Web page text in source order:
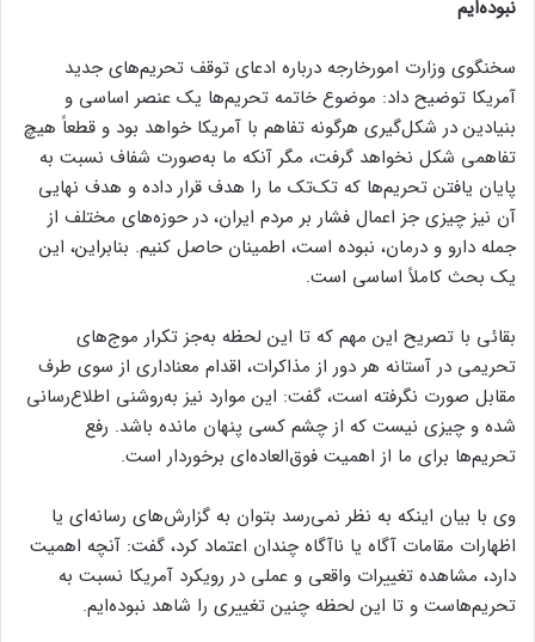
نبوده‌ایم
سخنگوی وزارت امورخارجه درباره ادعای توقف تحریم‌های جدید
آمریکا توضیح داد: موضوع خاتمه تحریم‌ها یک عنصر اساسی و
بنیادین در شکل‌گیری هرگونه تفاهم با آمریکا خواهد بود و قطعاً هیچ
تفاهمی شکل نخواهد گرفت، مگر آنکه ما به‌صورت شفاف نسبت به
پایان یافتن تحریم‌ها که تک‌تک ما را هدف قرار داده و هدف نهایی‌
آن نیز چیزی جز اعمال فشار بر مردم ایران، در حوزه‌های مختلف از
جمله دارو و درمان، نبوده است، اطمینان حاصل کنیم. بنابراین، این
یک بحث کاملاً اساسی است.
بقائی با تصریح این مهم که تا این لحظه به‌جز تکرار موج‌های
تحریمی در آستانه هر دور از مذاکرات، اقدام معناداری از سوی طرف
مقابل صورت نگرفته است، گفت: این موارد نیز به‌روشنی اطلاع‌رسانی
شده و چیزی نیست که از چشم کسی پنهان مانده باشد. رفع
تحریم‌ها برای ما از اهمیت فوق‌العاده‌ای برخوردار است.
وی با بیان اینکه به نظر نمی‌رسد بتوان به گزارش‌های رسانه‌ای یا
اظهارات مقامات آگاه یا ناآگاه چندان اعتماد کرد، گفت: آنچه اهمیت
دارد، مشاهده تغییرات واقعی و عملی در رویکرد آمریکا نسبت به
تحریم‌هاست و تا این لحظه چنین تغییری را شاهد نبوده‌ایم.